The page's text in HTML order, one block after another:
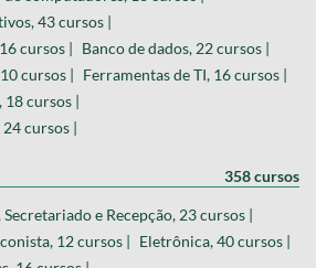
43 cursos |
cursos |
Banco de dados, 22 cursos |
cursos |
Ferramentas de TI, 16 cursos |
cursos |
cursos |
358 cursos
e Recepção, 23 cursos |
12 cursos |
Eletrônica, 40 cursos |